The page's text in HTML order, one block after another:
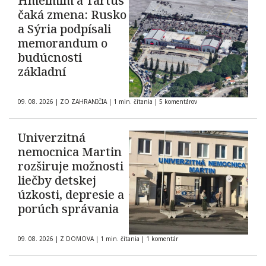
čaká zmena: Rusko
a Sýria podpísali
memorandum o
budúcnosti
základní
09. 08. 2026 | ZO ZAHRANIČIA | 1 min. čítania | 5 komentárov
Univerzitná
nemocnica Martin
rozširuje možnosti
liečby detskej
úzkosti, depresie a
porúch správania
09. 08. 2026 | Z DOMOVA | 1 min. čítania | 1 komentár